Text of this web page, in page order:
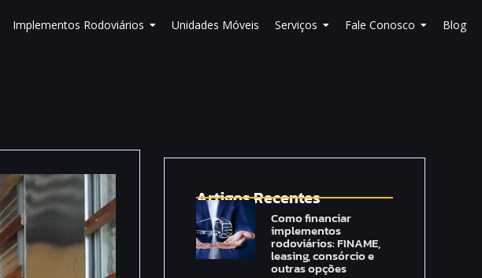
Implementos Rodoviários Unidades Móveis Serviços Fale Conosco Blog
Artigos Recentes
Como financiar
implementos
rodoviários: FINAME,
leasing, consórcio e
outras opções